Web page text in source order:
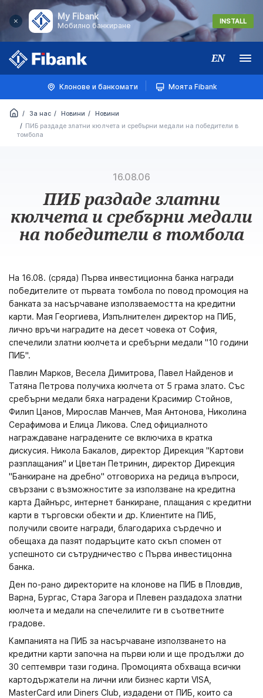
My Fibank
Мобилно банкиране
INSTALL
EN Меню
Клонове и банкомати Моята Fibank
За нас Новини
Новини
ПИБ раздаде златни кюлчета и сребърни медали на победители в
томбола
16.08.06
ПИБ раздаде златни
кюлчета и сребърни медали
на победители в томбола
На 16.08. (сряда) Първа инвестиционна банка награди
победителите от първата томбола по повод промоция на
банката за насърчаване използваемостта на кредитни
карти. Мая Георгиева, Изпълнителен директор на ПИБ,
лично връчи наградите на десет човека от София,
спечелили златни кюлчета и сребърни медали "10 години
ПИБ".
Павлин Марков, Весела Димитрова, Павел Найденов и
Татяна Петрова получиха кюлчета от 5 грама злато. Със
сребърни медали бяха наградени Красимир Стойнов,
Филип Цанов, Мирослав Манчев, Мая Антонова, Николина
Серафимова и Елица Ликова. След официалното
награждаване наградените се включиха в кратка
дискусия. Никола Бакалов, директор Дирекция "Картови
разплащания" и Цветан Петринин, директор Дирекция
"Банкиране на дребно" отговориха на редица въпроси,
свързани с възможностите за използване на кредитна
карта Дайнърс, интернет банкиране, плащания с кредитни
карти в търговски обекти и др. Клиентите на ПИБ,
получили своите награди, благодариха сърдечно и
обещаха да пазят подаръците като скъп спомен от
успешното си сътрудничество с Първа инвестицонна
банка.
Ден по-рано директорите на клонове на ПИБ в Пловдив,
Варна, Бургас, Стара Загора и Плевен раздадоха златни
кюлчета и медали на спечелилите ги в съответните
градове.
Кампанията на ПИБ за насърчаване използването на
кредитни карти започна на първи юли и ще продължи до
30 септември тази година. Промоцията обхваща всички
картодържатели на лични или бизнес карти VISA,
MasterCard или Diners Club, издадени от ПИБ, които са